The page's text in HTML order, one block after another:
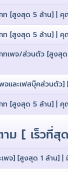
[สูงสุด 5 ล้าน] | คุ
[สูงสุด 5 ล้าน] | คุณ
เพจ/ส่วนตัว [สูงสุด
จเเละเฟสบุ๊คส่วน
[สูงสุด 5 ล้าน] | คุ
ม [ เร็วที่สุ
พจ] [สูงสุด 1 ล้าน]